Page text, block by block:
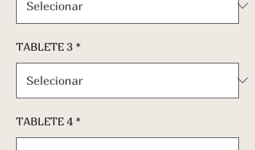
TABLETE 3 *
TABLETE 4 *